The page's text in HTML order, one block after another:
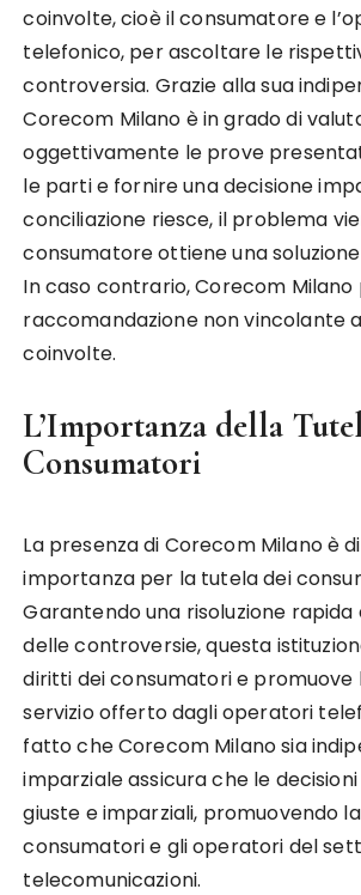
coinvolte, cioè il consumatore e
telefonico, per ascoltare le
controversia. Grazie alla sua
Corecom Milano è in grado di
oggettivamente le prove
le parti e fornire una decisione
conciliazione riesce, il problema
consumatore ottiene una
In caso contrario, Corecom
raccomandazione non vincolante
coinvolte.
L’Importanza della
Consumatori
La presenza di Corecom Milano è
importanza per la tutela dei
Garantendo una risoluzione
delle controversie, questa
diritti dei consumatori e promuove
servizio offerto dagli operatori
fatto che Corecom Milano sia
imparziale assicura che le
giuste e imparziali, promuovendo
consumatori e gli operatori del
telecomunicazioni.